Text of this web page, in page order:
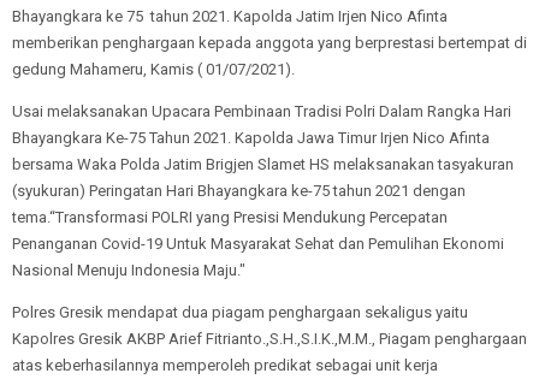
Bhayangkara ke 75 tahun 2021. Kapolda Jatim Irjen Nico Afinta
memberikan penghargaan kepada anggota yang berprestasi bertempat di
gedung Mahameru, Kamis ( 01/07/2021).
Usai melaksanakan Upacara Pembinaan Tradisi Polri Dalam Rangka Hari
Bhayangkara Ke-75 Tahun 2021. Kapolda Jawa Timur Irjen Nico Afinta
bersama Waka Polda Jatim Brigjen Slamet HS melaksanakan tasyakuran
(syukuran) Peringatan Hari Bhayangkara ke-75 tahun 2021 dengan
tema.“Transformasi POLRI yang Presisi Mendukung Percepatan
Penanganan Covid-19 Untuk Masyarakat Sehat dan Pemulihan Ekonomi
Nasional Menuju Indonesia Maju."
Polres Gresik mendapat dua piagam penghargaan sekaligus yaitu
Kapolres Gresik AKBP Arief Fitrianto.,S.H.,S.I.K.,M.M., Piagam penghargaan
atas keberhasilannya memperoleh predikat sebagai unit kerja